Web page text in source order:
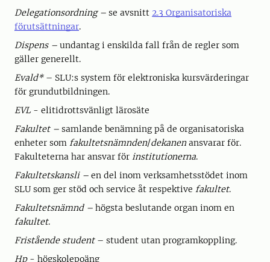
Delegationsordning – se avsnitt 2.3 Organisatoriska
förutsättningar.
Dispens – undantag i enskilda fall från de regler som
gäller generellt.
Evald*– SLU:s system för elektroniska kursvärderingar
för grundutbildningen.
EVL - elitidrottsvänligt lärosäte
Fakultet – samlande benämning på de organisatoriska
enheter som fakultetsnämnden/dekanenansvarar för.
Fakulteterna har ansvar för institutionerna.
Fakultetskansli – en del inom verksamhetsstödet inom
SLU som ger stöd och service åt respektive fakultet.
Fakultetsnämnd – högsta beslutande organ inom en
fakultet.
Fristående student– student utan programkoppling.
Hp- högskolepoäng